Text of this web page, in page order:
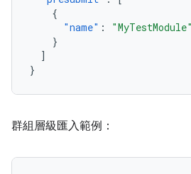
{
"name" :
"MyTestModule"
}
]
}
群組層級匯入範例：